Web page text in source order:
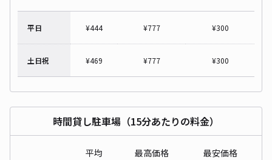
平日 ¥444 ¥777 ¥300
土日祝 ¥469 ¥777 ¥300
時間貸し駐車場（15分あたりの料金）
平均 最高価格 最安価格